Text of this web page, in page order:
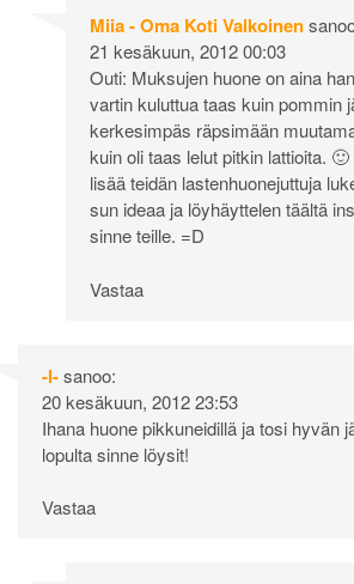
Miia - Oma Koti Valkoinen
21 kesäkuun, 2012 00:03
Outi: Muksujen huone on aina
vartin kuluttua taas kuin pommin
kerkesimpäs räpsimään
kuin oli taas lelut pitkin lattioita.
lisää teidän lastenhuonejuttuja
sun ideaa ja löyhäyttelen täältä
sinne teille. =D
Vastaa
-I-sanoo:
20 kesäkuun, 2012 23:53
Ihana huone pikkuneidillä ja tosi hyvän
lopulta sinne löysit!
Vastaa